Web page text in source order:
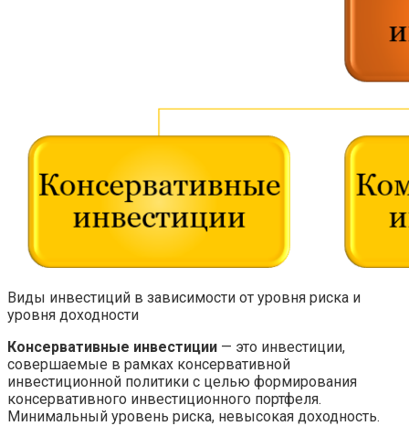
Виды инвестиций в зависимости от уровня риска и
уровня доходности
Консервативные инвестиции — это инвестиции,
совершаемые в рамках консервативной
инвестиционной политики с целью формирования
консервативного инвестиционного портфеля.
Минимальный уровень риска, невысокая доходность.